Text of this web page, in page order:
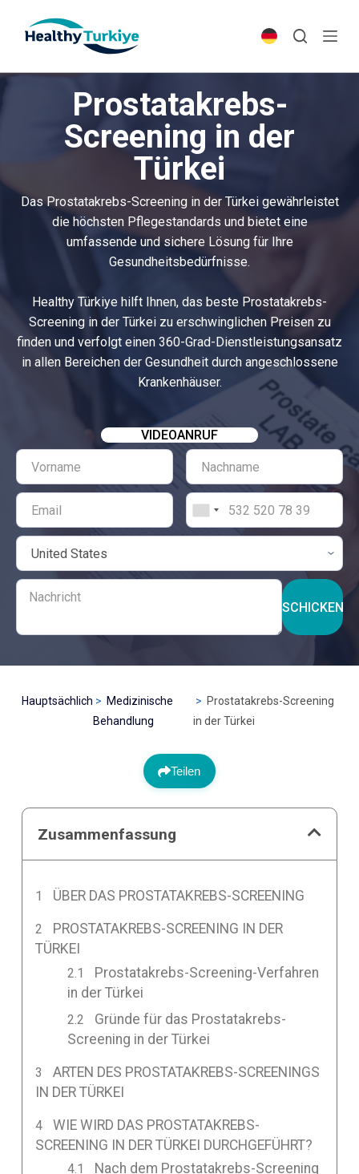
p
Prostatakrebs-
Screening in der
Türkei
Das Prostatakrebs-Screening in der Türkei gewährleistet
die höchsten Pflegestandards und bietet eine
umfassende und sichere Lösung für Ihre
Gesundheitsbedürfnisse.
Healthy Türkiye hilft Ihnen, das beste Prostatakrebs-
Screening in der Türkei zu erschwinglichen Preisen zu
finden und verfolgt einen 360-Grad-Dienstleistungsansatz
in allen Bereichen der Gesundheit durch angeschlossene
Krankenhäuser.
VIDEOANRUF
SCHICKEN
Hauptsächlich
Medizinische
Behandlung
Prostatakrebs-Screening
in der Türkei
Teilen
Zusammenfassung
ÜBER DAS PROSTATAKREBS-SCREENING
PROSTATAKREBS-SCREENING IN DER
TÜRKEI
Prostatakrebs-Screening-Verfahren
in der Türkei
Gründe für das Prostatakrebs-
Screening in der Türkei
ARTEN DES PROSTATAKREBS-SCREENINGS
IN DER TÜRKEI
WIE WIRD DAS PROSTATAKREBS-
SCREENING IN DER TÜRKEI DURCHGEFÜHRT?
Nach dem Prostatakrebs-Screening